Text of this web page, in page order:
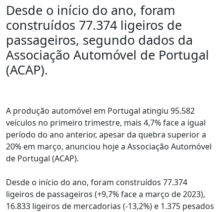
Desde o início do ano, foram
construídos 77.374 ligeiros de
passageiros, segundo dados da
Associação Automóvel de Portugal
(ACAP).
A produção automóvel em Portugal atingiu 95.582
veículos no primeiro trimestre, mais 4,7% face a igual
período do ano anterior, apesar da quebra superior a
20% em março, anunciou hoje a Associação Automóvel
de Portugal (ACAP).
Desde o início do ano, foram construídos 77.374
ligeiros de passageiros (+9,7% face a março de 2023),
16.833 ligeiros de mercadorias (-13,2%) e 1.375 pesados